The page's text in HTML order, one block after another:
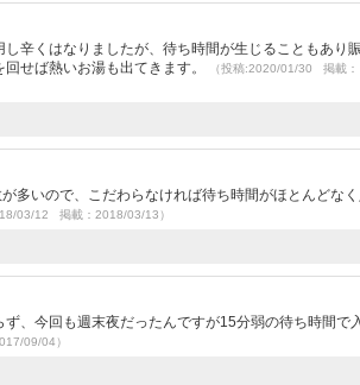
辛くはなりましたが、待ち時間が生じることもあり
せば熱いお湯も出てきます。
（投稿:2020/01/30 掲載：
多いので、こだわらなければ待ち時間がほとんどなく
03/12 掲載：2018/03/13）
、今回も週末夜だったんですが15分弱の待ち時間で
09/04）